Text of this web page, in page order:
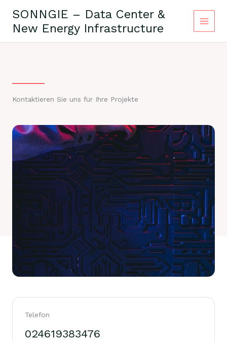
Inhalt
springen
SONNGIE – Data Center &
New Energy Infrastructure
Kontaktieren Sie uns für Ihre Projekte
Telefon
024619383476